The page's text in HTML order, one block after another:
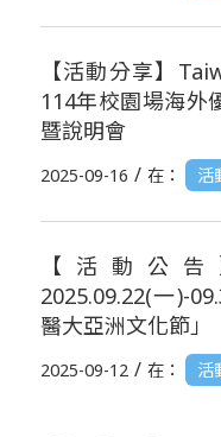
【活動分享】
114年校園場海外
暨說明會
2025-09-16 / 在： 活
【活動公
2025.09.22(一)-
醫大亞洲文化節」
2025-09-12 / 在： 活